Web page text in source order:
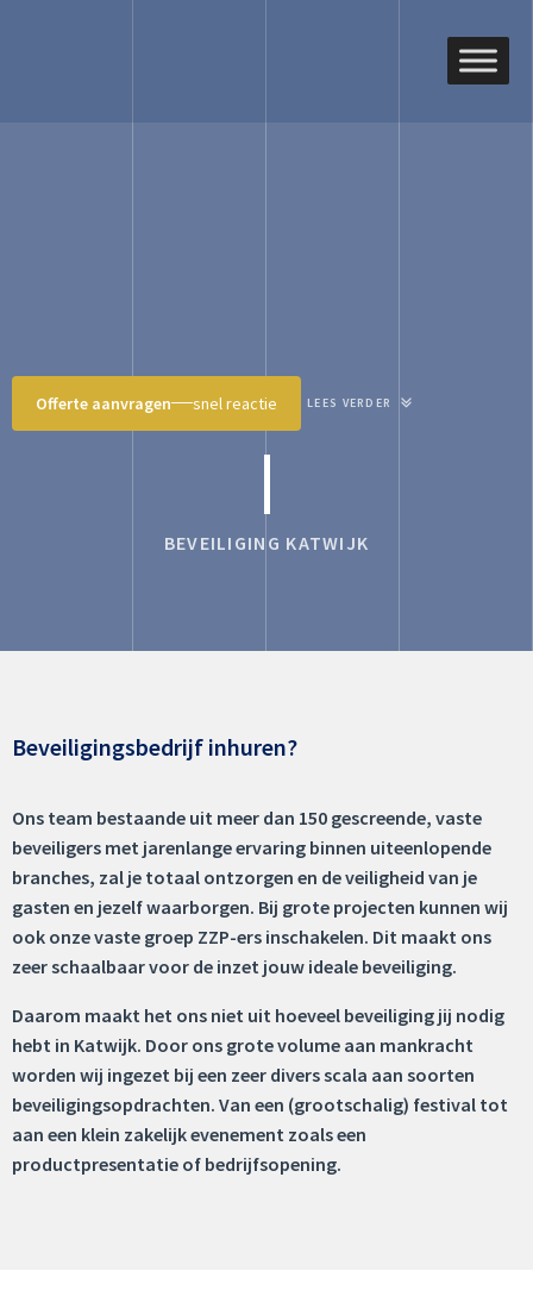
Offerte aanvragen snel reactie LEES VERDER
BEVEILIGING KATWIJK
Beveiligingsbedrijf inhuren?
Ons team bestaande uit meer dan 150 gescreende, vaste
beveiligers met jarenlange ervaring binnen uiteenlopende
branches, zal je totaal ontzorgen en de veiligheid van je
gasten en jezelf waarborgen. Bij grote projecten kunnen wij
ook onze vaste groep ZZP-ers inschakelen. Dit maakt ons
zeer schaalbaar voor de inzet jouw ideale beveiliging.
Daarom maakt het ons niet uit hoeveel beveiliging jij nodig
hebt in Katwijk. Door ons grote volume aan mankracht
worden wij ingezet bij een zeer divers scala aan soorten
beveiligingsopdrachten. Van een (grootschalig) festival tot
aan een klein zakelijk evenement zoals een
productpresentatie of bedrijfsopening.